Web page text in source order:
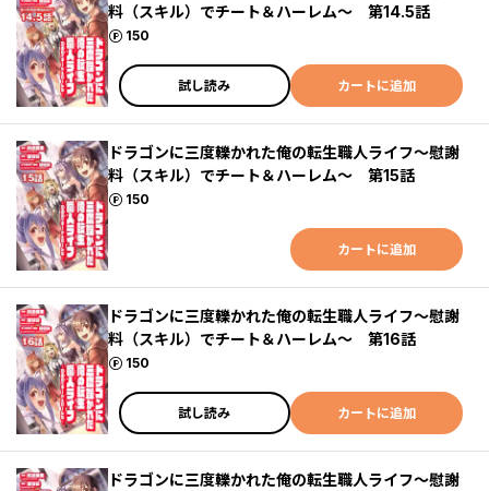
料（スキル）でチート＆ハーレム～ 第14.5話
150
ポイント
試し読み カートに追加
ドラゴンに三度轢かれた俺の転生職人ライフ～慰謝
料（スキル）でチート＆ハーレム～ 第15話
150
ポイント
カートに追加
ドラゴンに三度轢かれた俺の転生職人ライフ～慰謝
料（スキル）でチート＆ハーレム～ 第16話
150
ポイント
試し読み カートに追加
ドラゴンに三度轢かれた俺の転生職人ライフ～慰謝